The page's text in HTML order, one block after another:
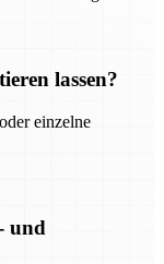
lassen?
einzelne
und